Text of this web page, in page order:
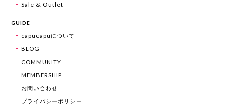
Sale & Outlet
GUIDE
capucapuについて
BLOG
COMMUNITY
MEMBERSHIP
お問い合わせ
プライバシーポリシー